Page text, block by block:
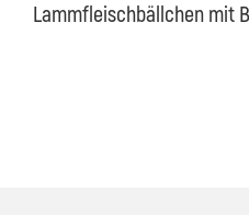
Lammfleischbällchen mit